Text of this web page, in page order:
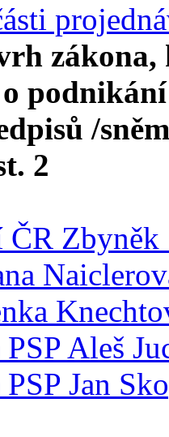
zákona,
o
/
2
Zbyněk
Aleš
Jan